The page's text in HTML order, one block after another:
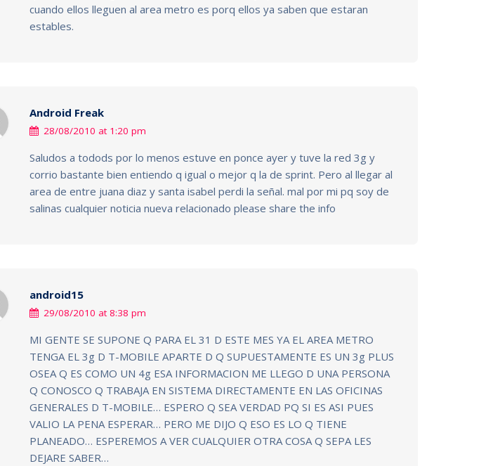
cuando ellos lleguen al area metro es porq ellos ya saben que estaran
estables.
Android Freak
28/08/2010 at 1:20 pm
Saludos a todods por lo menos estuve en ponce ayer y tuve la red 3g y
corrio bastante bien entiendo q igual o mejor q la de sprint. Pero al llegar al
area de entre juana diaz y santa isabel perdi la señal. mal por mi pq soy de
salinas cualquier noticia nueva relacionado please share the info
android15
29/08/2010 at 8:38 pm
MI GENTE SE SUPONE Q PARA EL 31 D ESTE MES YA EL AREA METRO
TENGA EL 3g D T-MOBILE APARTE D Q SUPUESTAMENTE ES UN 3g PLUS
OSEA Q ES COMO UN 4g ESA INFORMACION ME LLEGO D UNA PERSONA
Q CONOSCO Q TRABAJA EN SISTEMA DIRECTAMENTE EN LAS OFICINAS
GENERALES D T-MOBILE… ESPERO Q SEA VERDAD PQ SI ES ASI PUES
VALIO LA PENA ESPERAR… PERO ME DIJO Q ESO ES LO Q TIENE
PLANEADO… ESPEREMOS A VER CUALQUIER OTRA COSA Q SEPA LES
DEJARE SABER…